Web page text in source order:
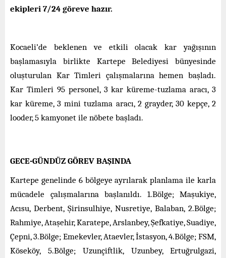
ekipleri 7/24 göreve hazır.
Kocaeli’de beklenen ve etkili olacak kar yağışının
başlamasıyla birlikte Kartepe Belediyesi bünyesinde
oluşturulan Kar Timleri çalışmalarına hemen başladı.
Kar Timleri 95 personel, 3 kar küreme-tuzlama aracı, 3
kar küreme, 3 mini tuzlama aracı, 2 grayder, 30 kepçe, 2
looder, 5 kamyonet ile nöbete başladı.
GECE-GÜNDÜZ GÖREV BAŞINDA
Kartepe genelinde 6 bölgeye ayrılarak planlama ile karla
mücadele çalışmalarına başlanıldı. 1.Bölge; Maşukiye,
Acısu, Derbent, Şirinsulhiye, Nusretiye, Balaban, 2.Bölge;
Rahmiye, Ataşehir, Karatepe, Arslanbey, Şefkatiye, Suadiye,
Çepni, 3.Bölge; Emekevler, Ataevler, İstasyon, 4.Bölge; FSM,
Köseköy, 5.Bölge; Uzunçiftlik, Uzunbey, Ertuğrulgazi,